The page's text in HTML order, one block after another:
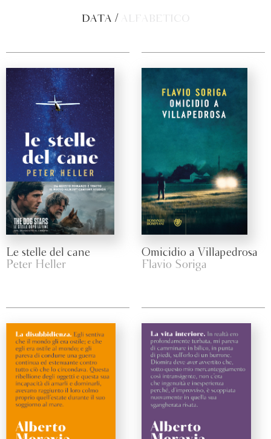
DATA / ALFABETICO
Le stelle del cane
Peter Heller
Omicidio a Villapedrosa
Flavio Soriga